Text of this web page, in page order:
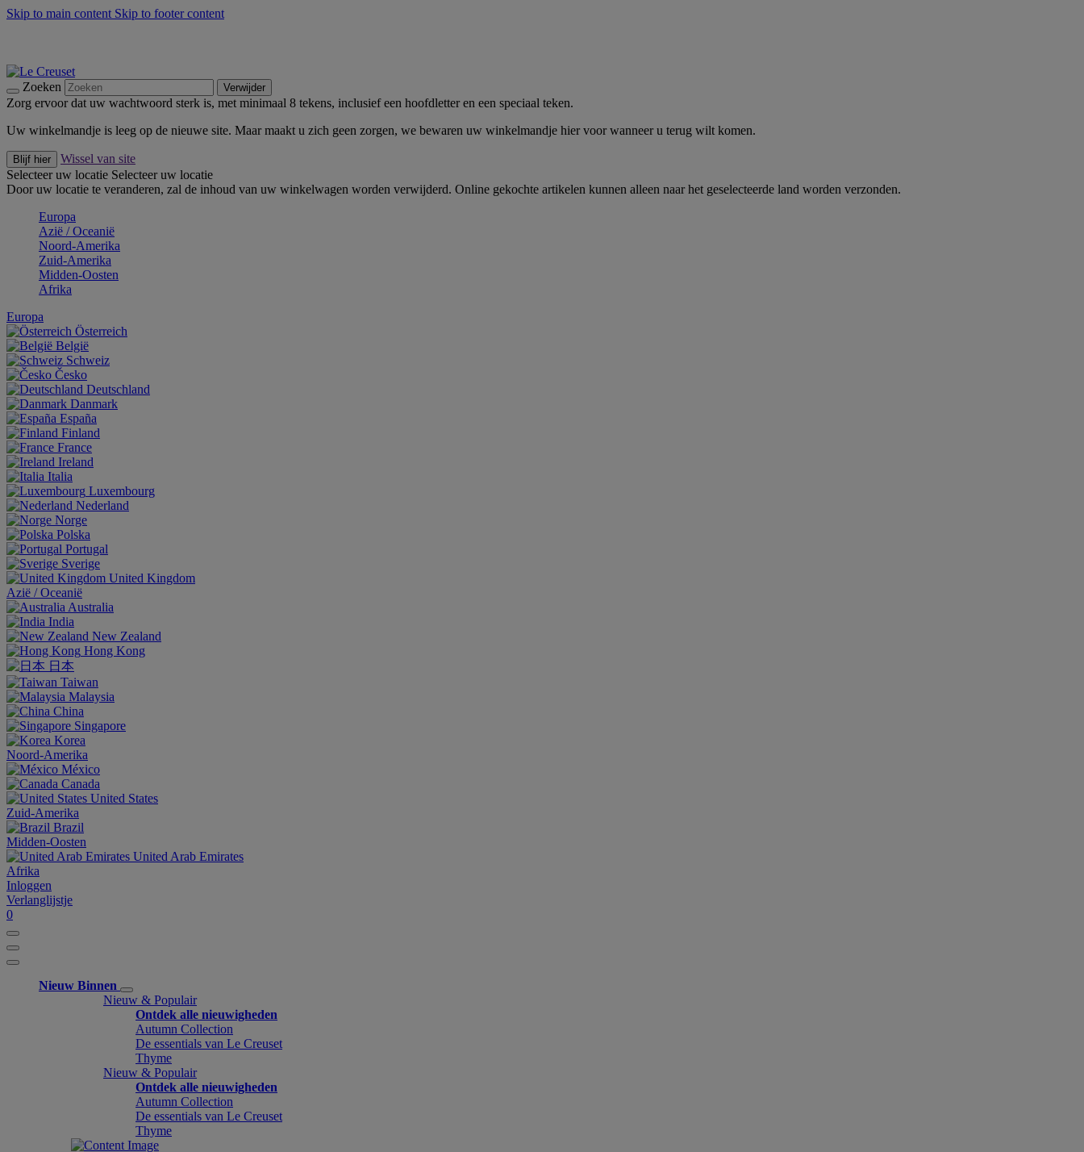
Skip to main content Skip to footer content
Zoeken Verwijder
Zorg ervoor dat uw wachtwoord sterk is, met minimaal 8 tekens, inclusief een hoofdletter en een speciaal teken.
Uw winkelmandje is leeg op de nieuwe site. Maar maakt u zich geen zorgen, we bewaren uw winkelmandje hier voor wanneer u terug wilt komen.
Blijf hier
Wissel van site
Selecteer uw locatie Selecteer uw locatie
Door uw locatie te veranderen, zal de inhoud van uw winkelwagen worden verwijderd. Online gekochte artikelen kunnen alleen naar het geselecteerde land worden verzonden.
Europa
Aziё / Oceaniё
Noord-Amerika
Zuid-Amerika
Midden-Oosten
Afrika
Europa
Österreich
België
Schweiz
Česko
Deutschland
Danmark
España
Finland
France
Ireland
Italia
Luxembourg
Nederland
Norge
Polska
Portugal
Sverige
United Kingdom
Aziё / Oceaniё
Australia
India
New Zealand
Hong Kong
日本
Taiwan
Malaysia
China
Singapore
Korea
Noord-Amerika
México
Canada
United States
Zuid-Amerika
Brazil
Midden-Oosten
United Arab Emirates
Afrika
Inloggen
Verlanglijstje
0
Nieuw Binnen
Nieuw & Populair
Ontdek alle nieuwigheden
Autumn Collection
De essentials van Le Creuset
Thyme
Nieuw & Populair
Ontdek alle nieuwigheden
Autumn Collection
De essentials van Le Creuset
Thyme